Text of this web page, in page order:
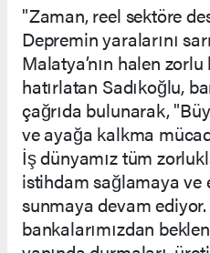
"Zaman, reel sektöre
Depremin yaralarını
Malatya’nın halen
hatırlatan Sadıkoğlu,
çağrıda bulunarak,
ve ayağa kalkma
İş dünyamız tüm
istihdam sağlamaya ve
sunmaya devam
bankalarımızdan